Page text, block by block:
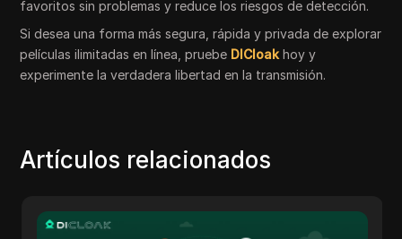
favoritos sin problemas y reduce los riesgos de detección.
Si desea una forma más segura, rápida y privada de explorar
películas ilimitadas en línea, pruebe DICloak hoy y
experimente la verdadera libertad en la transmisión.
Artículos relacionados